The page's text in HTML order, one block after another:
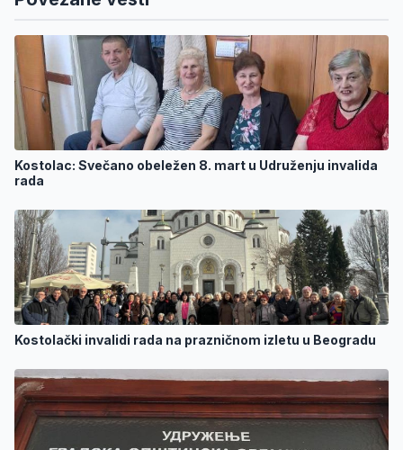
Kostolac: Svečano obeležen 8. mart u Udruženju invalida
rada
Kostolački invalidi rada na prazničnom izletu u Beogradu